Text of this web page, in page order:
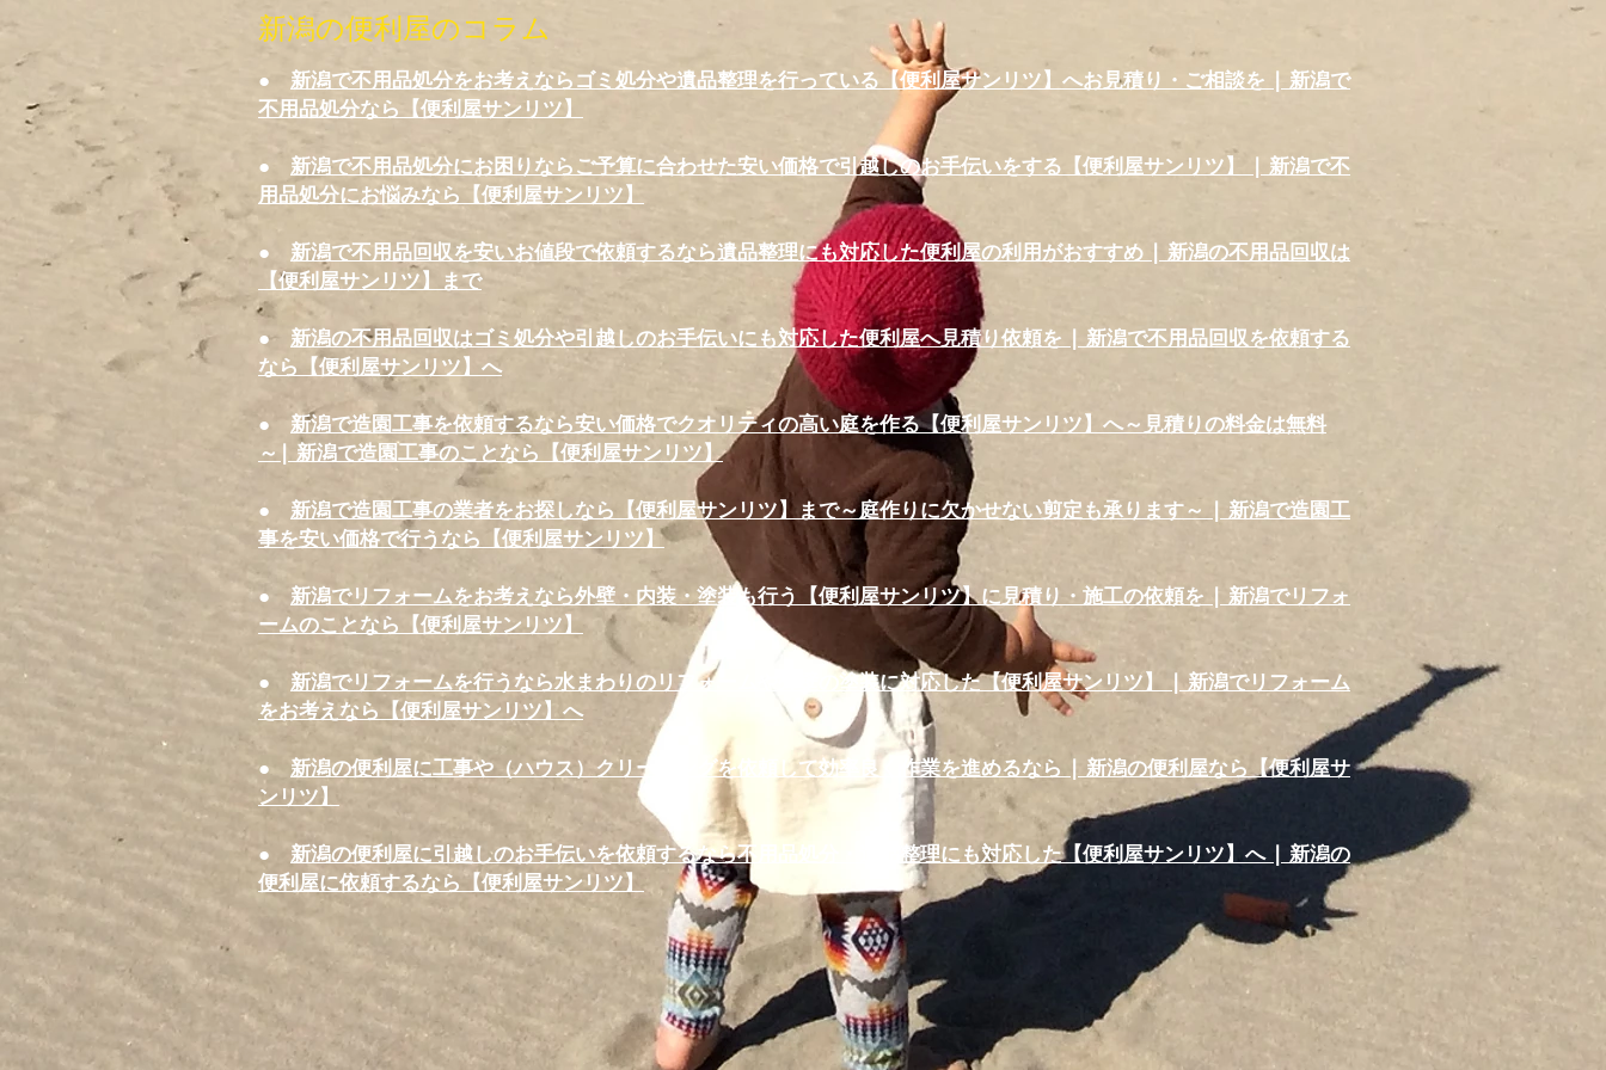
新潟の便利屋のコラム
● 新潟で不用品処分をお考えならゴミ処分や遺品整理を行っている【便利屋サンリツ】へお見積り・ご相談を | 新潟で
不用品処分なら【便利屋サンリツ】
● 新潟で不用品処分にお困りならご予算に合わせた安い価格で引越しのお手伝いをする【便利屋サンリツ】 | 新潟で不
用品処分にお悩みなら【便利屋サンリツ】
● 新潟で不用品回収を安いお値段で依頼するなら遺品整理にも対応した便利屋の利用がおすすめ | 新潟の不用品回収は
【便利屋サンリツ】まで
● 新潟の不用品回収はゴミ処分や引越しのお手伝いにも対応した便利屋へ見積り依頼を | 新潟で不用品回収を依頼する
なら【便利屋サンリツ】へ
● 新潟で造園工事を依頼するなら安い価格でクオリティの高い庭を作る【便利屋サンリツ】へ～見積りの料金は無料
～| 新潟で造園工事のことなら【便利屋サンリツ】
● 新潟で造園工事の業者をお探しなら【便利屋サンリツ】まで～庭作りに欠かせない剪定も承ります～ | 新潟で造園工
事を安い価格で行うなら【便利屋サンリツ】
● 新潟でリフォームをお考えなら外壁・内装・塗装も行う【便利屋サンリツ】に見積り・施工の依頼を | 新潟でリフォ
ームのことなら【便利屋サンリツ】
● 新潟でリフォームを行うなら水まわりのリフォームや外壁の塗装に対応した【便利屋サンリツ】 | 新潟でリフォーム
をお考えなら【便利屋サンリツ】へ
● 新潟の便利屋に工事や（ハウス）クリーニングを依頼して効率良く作業を進めるなら | 新潟の便利屋なら【便利屋サ
ンリツ】
● 新潟の便利屋に引越しのお手伝いを依頼するなら不用品処分・遺品整理にも対応した【便利屋サンリツ】へ | 新潟の
便利屋に依頼するなら【便利屋サンリツ】